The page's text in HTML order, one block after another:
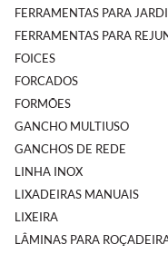
FERRAMENTAS PARA
FERRAMENTAS PARA
FOICES
FORCADOS
FORMÕES
GANCHO MULTIUSO
GANCHOS DE REDE
LINHA INOX
LIXADEIRAS MANUAIS
LIXEIRA
LÂMINAS PARA